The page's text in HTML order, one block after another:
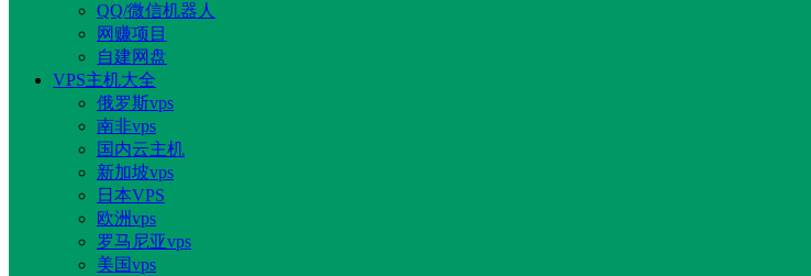
QQ/微信机器人
网赚项目
自建网盘
VPS主机大全
俄罗斯vps
南非vps
国内云主机
新加坡vps
日本VPS
欧洲vps
罗马尼亚vps
美国vps